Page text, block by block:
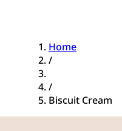
Home
/
/
Biscuit Cream